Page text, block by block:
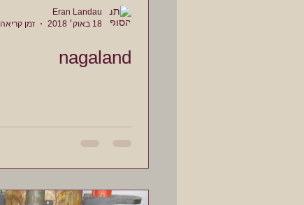
Eran Landau
18 באוק׳ 2018
זמן קריאה 1 דקות
nagaland